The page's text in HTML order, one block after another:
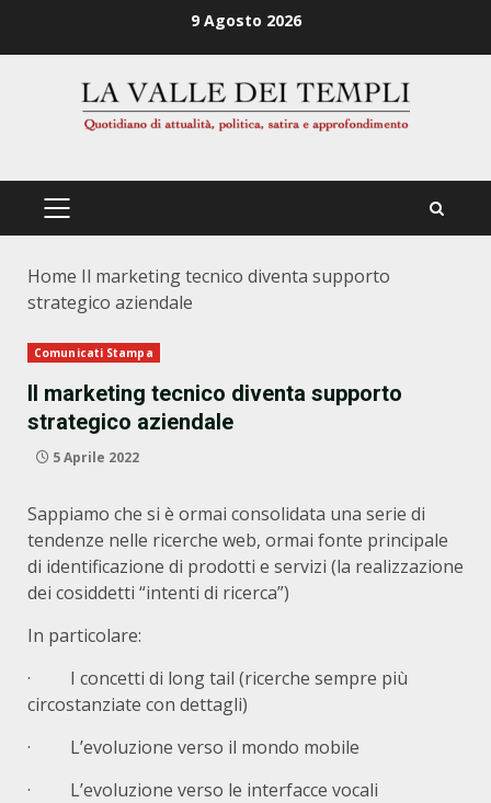
9 Agosto 2026
PRIMÄRES
Home Il marketing tecnico diventa supporto
strategico aziendale
Comunicati Stampa
Il marketing tecnico diventa supporto
strategico aziendale
5 Aprile 2022
Sappiamo che si è ormai consolidata una serie di
tendenze nelle ricerche web, ormai fonte principale
di identificazione di prodotti e servizi (la realizzazione
dei cosiddetti “intenti di ricerca”)
In particolare:
· I concetti di long tail (ricerche sempre più
circostanziate con dettagli)
· L’evoluzione verso il mondo mobile
· L’evoluzione verso le interfacce vocali